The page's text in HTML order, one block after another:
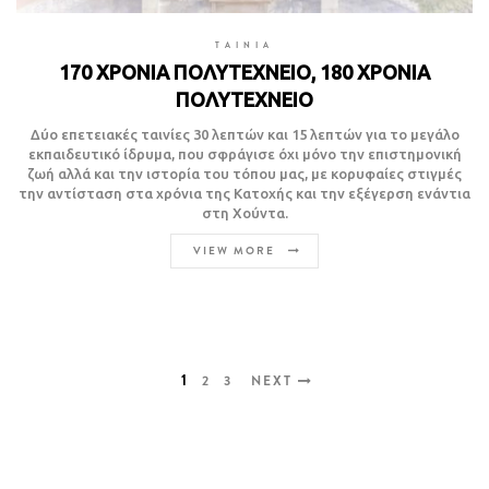
TAINIA
170 ΧΡΟΝΙΑ ΠΟΛΥΤΕΧΝΕΙΟ, 180 ΧΡΟΝΙΑ
ΠΟΛΥΤΕΧΝΕΙΟ
Δύο επετειακές ταινίες 30 λεπτών και 15 λεπτών για το μεγάλο
εκπαιδευτικό ίδρυμα, που σφράγισε όχι μόνο την επιστημονική
ζωή αλλά και την ιστορία του τόπου μας, με κορυφαίες στιγμές
την αντίσταση στα χρόνια της Κατοχής και την εξέγερση ενάντια
στη Χούντα.
VIEW MORE
1 2 3 NEXT